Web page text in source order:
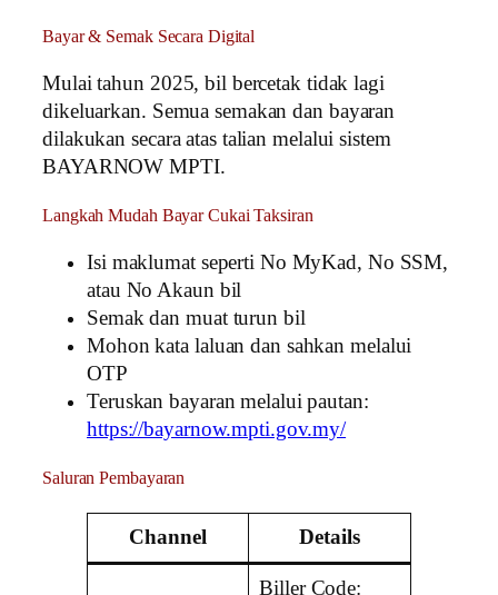
Bayar & Semak Secara Digital
Mulai tahun 2025, bil bercetak tidak lagi
dikeluarkan. Semua semakan dan bayaran
dilakukan secara atas talian melalui sistem
BAYARNOW MPTI.
Langkah Mudah Bayar Cukai Taksiran
Isi maklumat seperti No MyKad, No SSM,
atau No Akaun bil
Semak dan muat turun bil
Mohon kata laluan dan sahkan melalui
OTP
Teruskan bayaran melalui pautan:
https://bayarnow.mpti.gov.my/
Saluran Pembayaran
Channel Details
Biller Code: